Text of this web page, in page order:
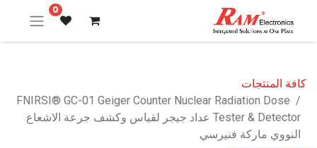
0
كافة المنتجات
FNIRSI® GC-01 Geiger Counter Nuclear Radiation Dose
Tester & Detector عداد جيجر لقياس وكشف جرعة الاشعاع
النووي ماركة فنيرسي